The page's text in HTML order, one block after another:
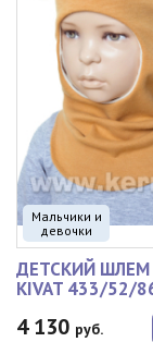
Мальчики и
девочки
ДЕТСКИЙ ШЛЕМ
KIVAT 433/52/
4 130 руб.